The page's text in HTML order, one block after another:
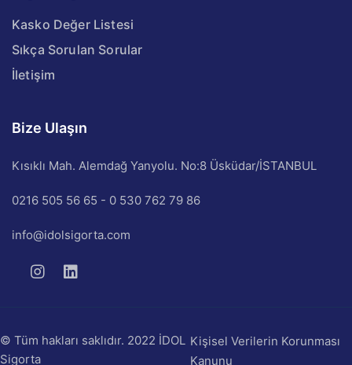
Kasko Değer Listesi
Sıkça Sorulan Sorular
İletişim
Bize Ulaşın
Kısıklı Mah. Alemdağ Yanyolu. No:8 Üsküdar/İSTANBUL
0216 505 56 65 - 0 530 762 79 86
info@idolsigorta.com
© Tüm hakları saklıdır. 2022 İDOL
Sigorta
Kişisel Verilerin Korunması
Kanunu